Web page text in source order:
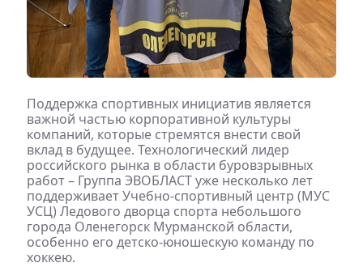
Поддержка спортивных инициатив является
важной частью корпоративной культуры
компаний, которые стремятся внести свой
вклад в будущее. Технологический лидер
российского рынка в области буровзрывных
работ – Группа ЭВОБЛАСТ уже несколько лет
поддерживает Учебно-спортивный центр (МУС
УСЦ) Ледового дворца спорта небольшого
города Оленегорск Мурманской области,
особенно его детско-юношескую команду по
хоккею.